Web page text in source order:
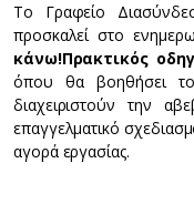
Το Γραφείο
προσκαλεί στο
κάνω!Πρακτικός
όπου θα βοηθήσει
διαχειριστούν την
επαγγελματικό
αγορά εργασίας.